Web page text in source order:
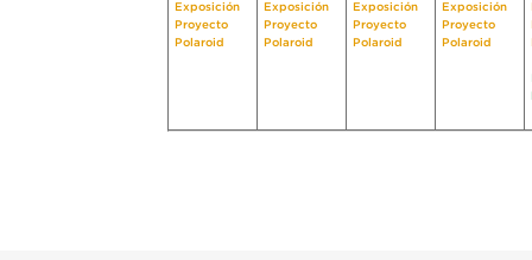
Exposición
Proyecto
Polaroid
Exposición
Proyecto
Polaroid
Exposición
Proyecto
Polaroid
Exposición
Proyecto
Polaroid